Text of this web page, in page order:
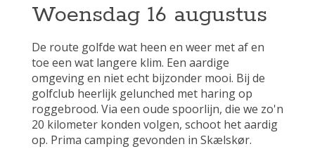
Woensdag 16 augustus
De route golfde wat heen en weer met af en
toe een wat langere klim. Een aardige
omgeving en niet echt bijzonder mooi. Bij de
golfclub heerlijk gelunched met haring op
roggebrood. Via een oude spoorlijn, die we zo'n
20 kilometer konden volgen, schoot het aardig
op. Prima camping gevonden in Skælskør.